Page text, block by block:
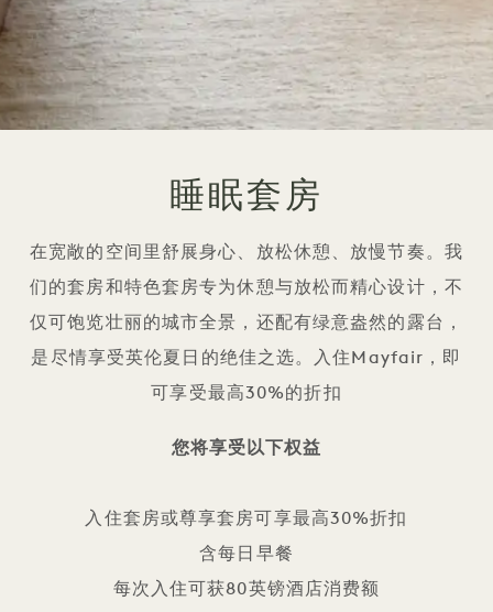
睡眠套房
在宽敞的空间里舒展身心、放松休憩、放慢节奏。我
们的套房和特色套房专为休憩与放松而精心设计，不
仅可饱览壮丽的城市全景，还配有绿意盎然的露台，
是尽情享受英伦夏日的绝佳之选。入住Mayfair，即
可享受最高30%的折扣
您将享受以下权益
入住套房或尊享套房可享最高30%折扣
含每日早餐
每次入住可获80英镑酒店消费额